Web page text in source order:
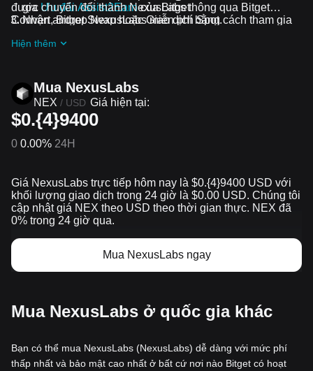
gia Ưu đãi Assist2Earncủa Bitget
Nhận airdrop NexusLabs miễn phí bằng cách tham gia
được chuyển đổi thành NexusLabs thông qua Bitget
Convert, Bitget Swap hoặc Giao dịch Spot.
Hiện thêm
Mua NexusLabs
NEX / USD Giá hiện tại:
$0.{4}9400
0 0.00% 24H
Giá NexusLabs trực tiếp hôm nay là $0.{​4}9400 USD với
khối lượng giao dịch trong 24 giờ là $0.00 USD. Chúng tôi
cập nhật giá NEX theo USD theo thời gian thực. NEX đã
0% trong 24 giờ qua.
Mua NexusLabs ngay
Mua NexusLabs ở quốc gia khác
Bạn có thể mua NexusLabs (NexusLabs) dễ dàng với mức phí
thấp nhất và bảo mật cao nhất ở bất cứ nơi nào Bitget có hoạt